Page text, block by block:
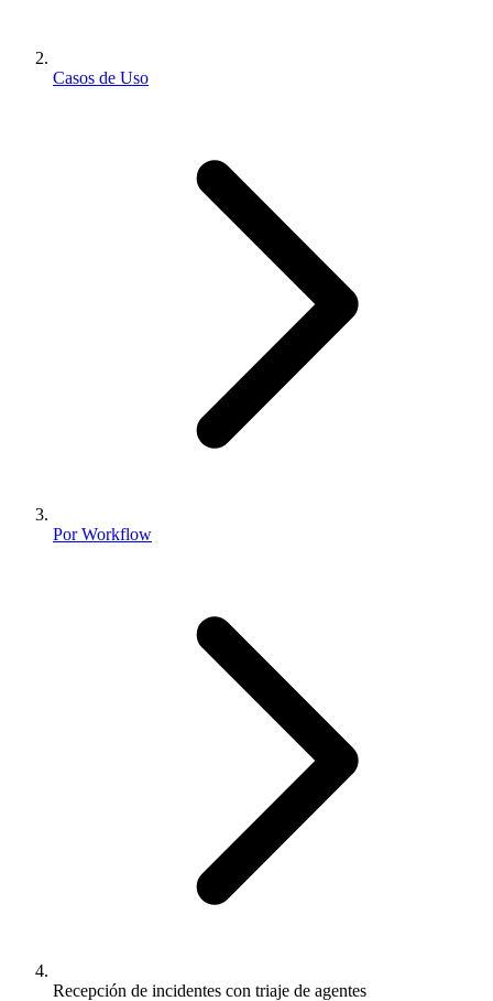
Casos de Uso
Por Workflow
Recepción de incidentes con triaje de agentes